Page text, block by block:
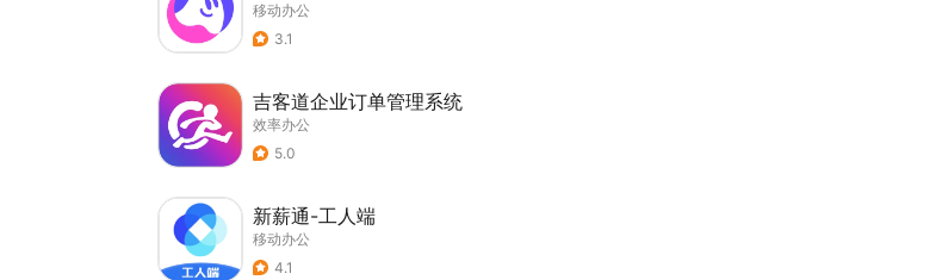
移动办公
3.1
吉客道企业订单管理系统
效率办公
5.0
新薪通-工人端
移动办公
4.1